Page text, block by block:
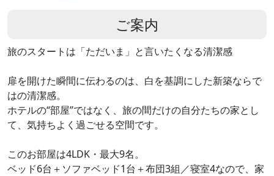
ご案内
旅のスタートは「ただいま」と言いたくなる清潔感
扉を開けた瞬間に伝わるのは、白を基調にした新築ならで
はの清潔感。
ホテルの“部屋”ではなく、旅の間だけの自分たちの家とし
て、気持ちよく過ごせる空間です。
このお部屋は4LDK・最大9名。
ベッド6台＋ソファベッド1台＋布団3組／寝室4なので、家